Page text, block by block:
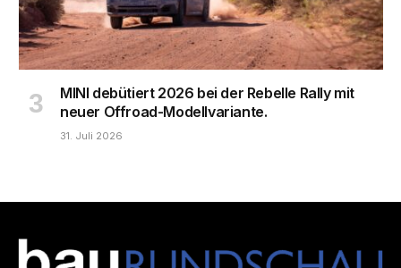
MINI debütiert 2026 bei der Rebelle Rally mit
neuer Offroad-Modellvariante.
31. Juli 2026